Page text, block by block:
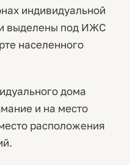
индивидуальной
выделены под ИЖС
населенного
дома
и на место
расположения